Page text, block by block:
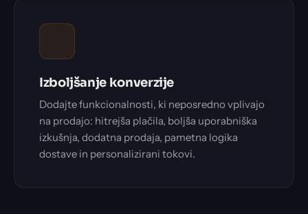
Izboljšanje konverzije
Dodajte funkcionalnosti, ki neposredno vplivajo
na prodajo: hitrejša plačila, boljša uporabniška
izkušnja, dodatna prodaja, pametna logika
dostave in personalizirani tokovi.